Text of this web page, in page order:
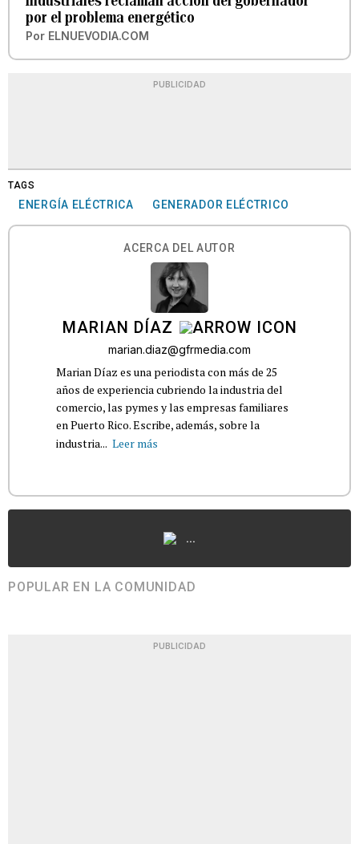
por el problema energético
Por ELNUEVODIA.COM
PUBLICIDAD
TAGS
ENERGÍA ELÉCTRICA GENERADOR ELÉCTRICO
ACERCA DEL AUTOR
MARIAN DÍAZ
marian.diaz@gfrmedia.com
Marian Díaz es una periodista con más de 25
años de experiencia cubriendo la industria del
comercio, las pymes y las empresas familiares
en Puerto Rico. Escribe, además, sobre la
industria... Leer más
...
POPULAR EN LA COMUNIDAD
PUBLICIDAD